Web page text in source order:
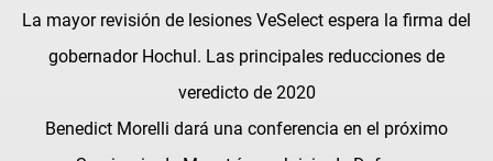
La mayor revisión de lesiones VeSelect espera la firma del
gobernador Hochul. Las principales reducciones de
veredicto de 2020
Benedict Morelli dará una conferencia en el próximo